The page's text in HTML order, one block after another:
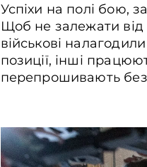
Успіхи на полі бою,
Щоб не залежати від
військові
позиції, інші
перепрошивають